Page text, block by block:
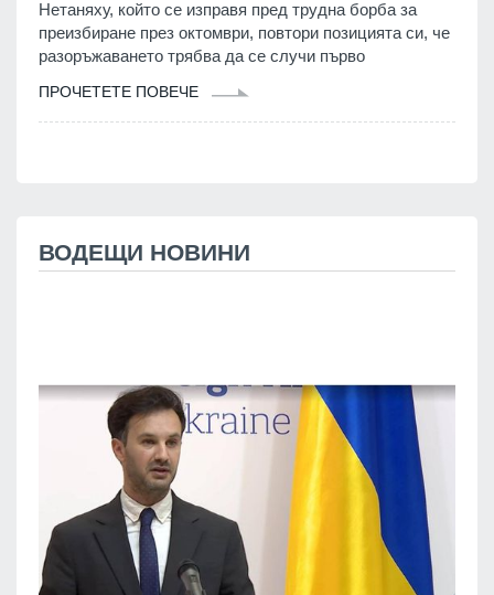
Нетаняху, който се изправя пред трудна борба за
преизбиране през октомври, повтори позицията си, че
разоръжаването трябва да се случи първо
ПРОЧЕТЕТЕ ПОВЕЧЕ
ВОДЕЩИ НОВИНИ